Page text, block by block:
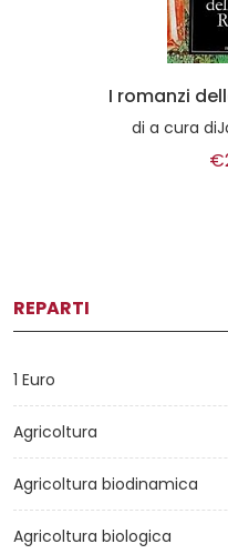
di
REPARTI
1 Euro
Agricoltura
Agricoltura biodinamica
Agricoltura biologica